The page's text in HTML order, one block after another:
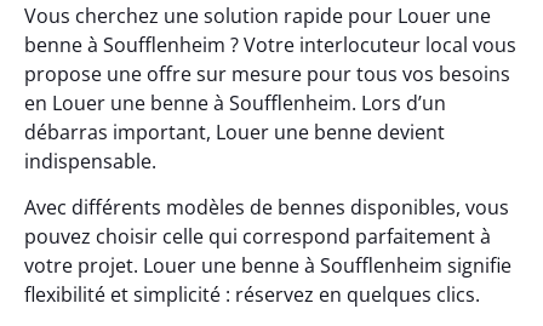
Vous cherchez une solution rapide pour Louer une
benne à Soufflenheim ? Votre interlocuteur local vous
propose une offre sur mesure pour tous vos besoins
en Louer une benne à Soufflenheim. Lors d’un
débarras important, Louer une benne devient
indispensable.
Avec différents modèles de bennes disponibles, vous
pouvez choisir celle qui correspond parfaitement à
votre projet. Louer une benne à Soufflenheim signifie
flexibilité et simplicité : réservez en quelques clics.